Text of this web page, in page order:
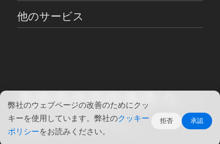
弊社のウェブページの改善のためにクッ
キーを使用しています。弊社のクッキー
ポリシーをお読みください。
拒否 承認
他のサービス
Copyright ©2026 ASUSTOR Inc.
使用条件 | プライバシー・ポリシー